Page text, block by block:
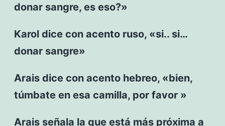
donar sangre, es eso?»
Karol dice con acento ruso, «si.. si…
donar sangre»
Arais dice con acento hebreo, «bien,
túmbate en esa camilla, por favor »
Arais señala la que está más próxima a